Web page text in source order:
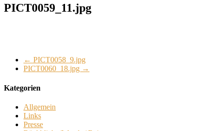
PICT0059_11.jpg
← PICT0058_9.jpg
PICT0060_18.jpg →
Kategorien
Allgemein
Links
Presse